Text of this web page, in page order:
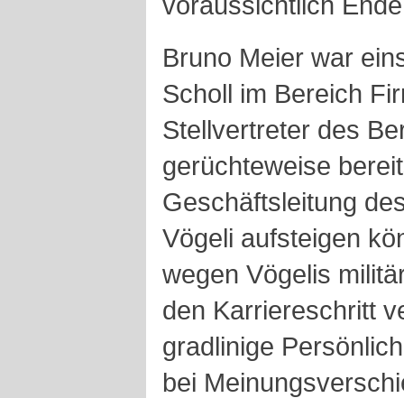
Bruno Meier war
Scholl im Bereich
Stellvertreter des
gerüchteweise
Geschäftsleitung
Vögeli aufsteigen
wegen Vögelis
den Karriereschritt
gradlinige
bei